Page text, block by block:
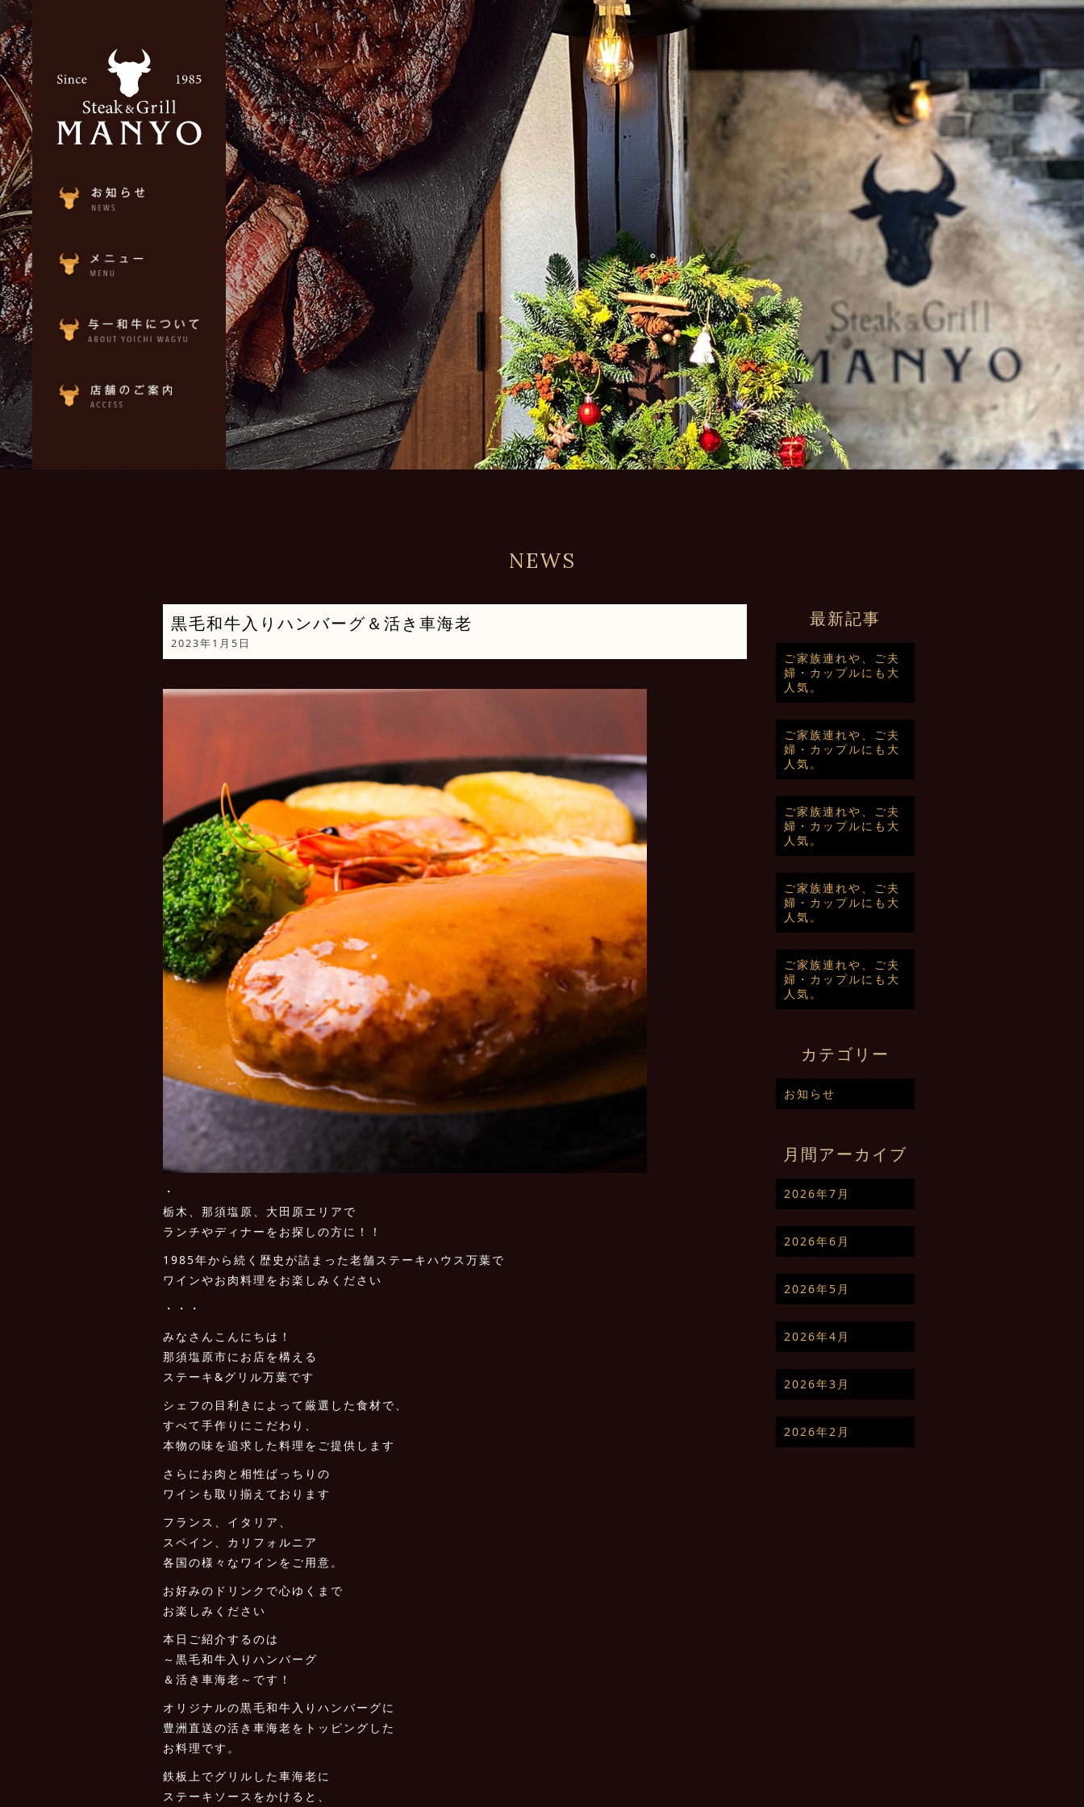
NEWS
黒毛和牛入りハンバーグ＆活き車海老
2023年1月5日
・
栃木、那須塩原、大田原エリアで
ランチやディナーをお探しの方に！！
1985年から続く歴史が詰まった老舗ステーキハウス万葉で
ワインやお肉料理をお楽しみください
・・・
みなさんこんにちは！
那須塩原市にお店を構える
ステーキ&グリル万葉です
シェフの目利きによって厳選した食材で、
すべて手作りにこだわり、
本物の味を追求した料理をご提供します
さらにお肉と相性ばっちりの
ワインも取り揃えております
フランス、イタリア、
スペイン、カリフォルニア
各国の様々なワインをご用意。
お好みのドリンクで心ゆくまで
お楽しみください
本日ご紹介するのは
～黒毛和牛入りハンバーグ
＆活き車海老～です！
オリジナルの黒毛和牛入りハンバーグに
豊洲直送の活き車海老をトッピングした
お料理です。
鉄板上でグリルした車海老に
ステーキソースをかけると、
最新記事
ご家族連れや、ご夫
婦・カップルにも大
人気。
ご家族連れや、ご夫
婦・カップルにも大
人気。
ご家族連れや、ご夫
婦・カップルにも大
人気。
ご家族連れや、ご夫
婦・カップルにも大
人気。
ご家族連れや、ご夫
婦・カップルにも大
人気。
カテゴリー
お知らせ
月間アーカイブ
2026年7月
2026年6月
2026年5月
2026年4月
2026年3月
2026年2月